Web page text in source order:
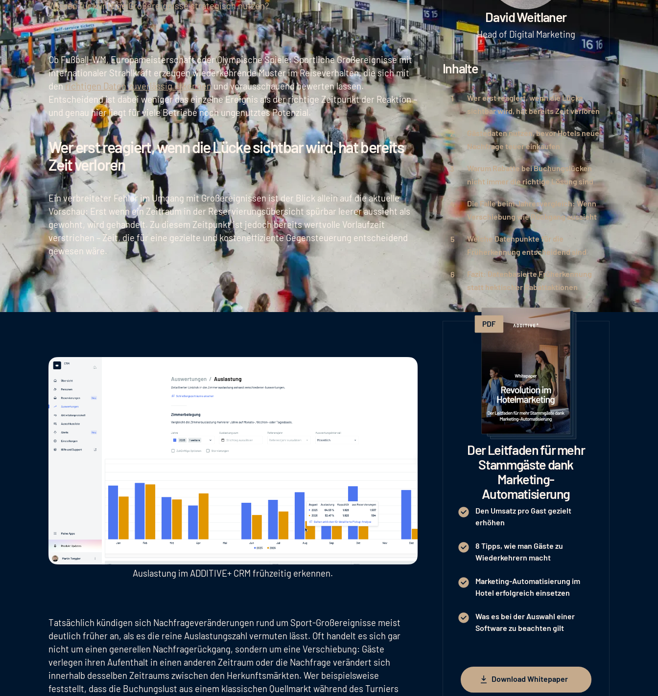
Wissen für künftige Großereignisse strategisch nutzen?
Ob Fußball-WM, Europameisterschaft oder Olympische Spiele: Sportliche Großereignisse mit
internationaler Strahlkraft erzeugen wiederkehrende Muster im Reiseverhalten, die sich mit
denrichtigen Daten zuverlässig erkennenund vorausschauend bewerten lassen.
Entscheidend ist dabei weniger das einzelne Ereignis als der richtige Zeitpunkt der Reaktion –
und genau hier liegt für viele Betriebe noch ungenutztes Potenzial.
Wer erst reagiert, wenn die Lücke sichtbar wird, hat bereits
Zeit verloren
Ein verbreiteter Fehler im Umgang mit Großereignissen ist der Blick allein auf die aktuelle
Vorschau: Erst wenn ein Zeitraum in der Reservierungsübersicht spürbar leerer aussieht als
gewohnt, wird gehandelt. Zu diesem Zeitpunkt ist jedoch bereits wertvolle Vorlaufzeit
verstrichen – Zeit, die für eine gezielte und kosteneffiziente Gegensteuerung entscheidend
gewesen wäre.
David Weitlaner
Head of Digital Marketing
Inhalte
Wer erst reagiert, wenn die Lücke
sichtbar wird, hat bereits Zeit verloren
Gästedaten nutzen, bevor Hotels neue
Nachfrage teuer einkaufen
Warum Rabatte bei Buchungslücken
nicht immer die richtige Lösung sind
Die Falle beim Jahresvergleich: Wenn
Verschiebung wie Rückgang aussieht
Welche Datenpunkte für die
Früherkennung entscheidend sind
Fazit: Datenbasierte Früherkennung
statt hektischer Rabattaktionen
Auslastung im ADDITIVE+ CRM frühzeitig erkennen.
Tatsächlich kündigen sich Nachfrageveränderungen rund um Sport-Großereignisse meist
deutlich früher an, als es die reine Auslastungszahl vermuten lässt. Oft handelt es sich gar
nicht um einen generellen Nachfragerückgang, sondern um eine Verschiebung: Gäste
verlegen ihren Aufenthalt in einen anderen Zeitraum oder die Nachfrage verändert sich
innerhalb desselben Zeitraums zwischen den Herkunftsmärkten. Wer beispielsweise
feststellt, dass die Buchungslust aus einem klassischen Quellmarkt während des Turniers
Der Leitfaden für mehr
Stammgäste dank
Marketing-
Automatisierung
Den Umsatz pro Gast gezielt
erhöhen
8 Tipps, wie man Gäste zu
Wiederkehrern macht
Marketing-Automatisierung im
Hotel erfolgreich einsetzen
Was es bei der Auswahl einer
Software zu beachten gilt
Download Whitepaper
Download Whitepaper